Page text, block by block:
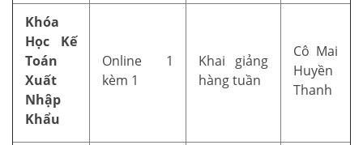
Khóa
Học Kế
Toán
Xuất
Nhập
Khẩu
Online 1
kèm 1
Khai giảng
hàng tuần
Cô Mai
Huyền
Thanh